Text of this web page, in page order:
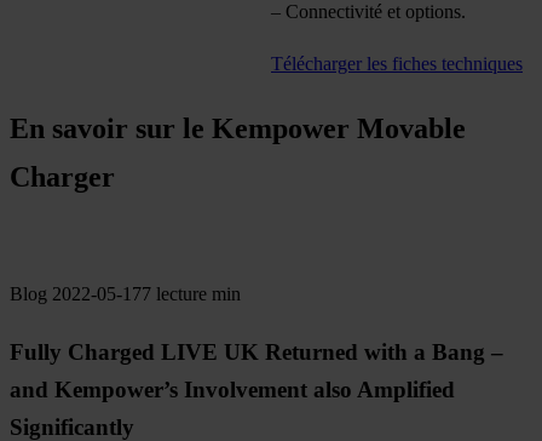
– Connectivité et options.
Télécharger les fiches techniques
En savoir sur le Kempower Movable
Charger
Blog 2022-05-177 lecture min
Fully Charged LIVE UK Returned with a Bang –
and Kempower’s Involvement also Amplified
Significantly